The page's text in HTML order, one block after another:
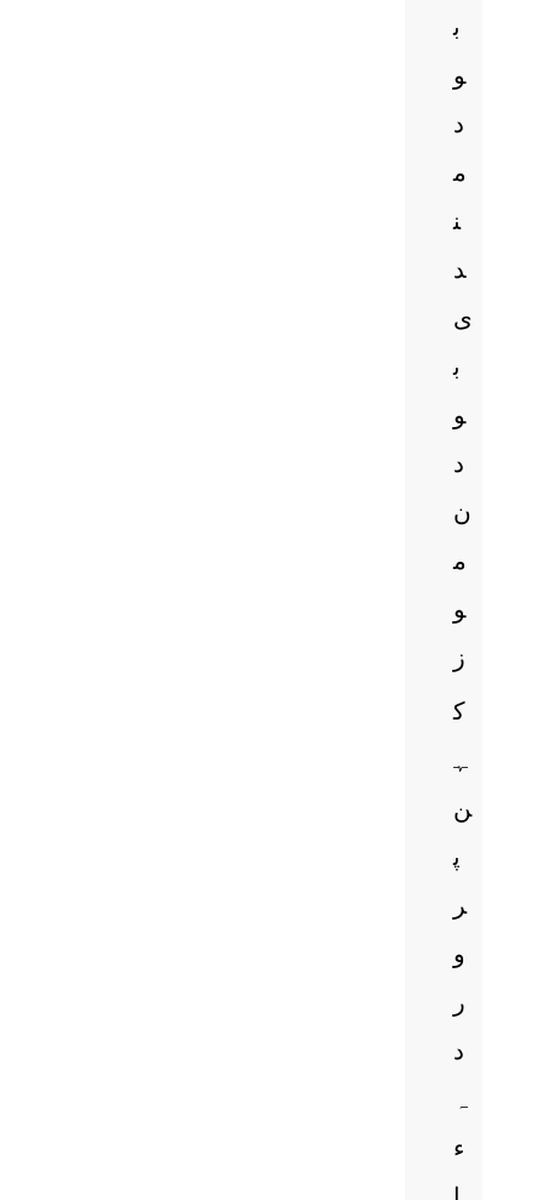
ب
و
د
م
ن
د
ی
ب
و
د
ن
م
و
ز
ک
ہ
ن
پ
ر
و
ر
د
ہ
ء